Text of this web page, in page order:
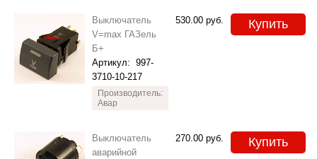
Выключатель
V=max ГАЗель
Б+
Артикул: 997-
3710-10-217
Производитель:
Авар
530.00 руб. Купить
Выключатель
аварийной
270.00 руб. Купить